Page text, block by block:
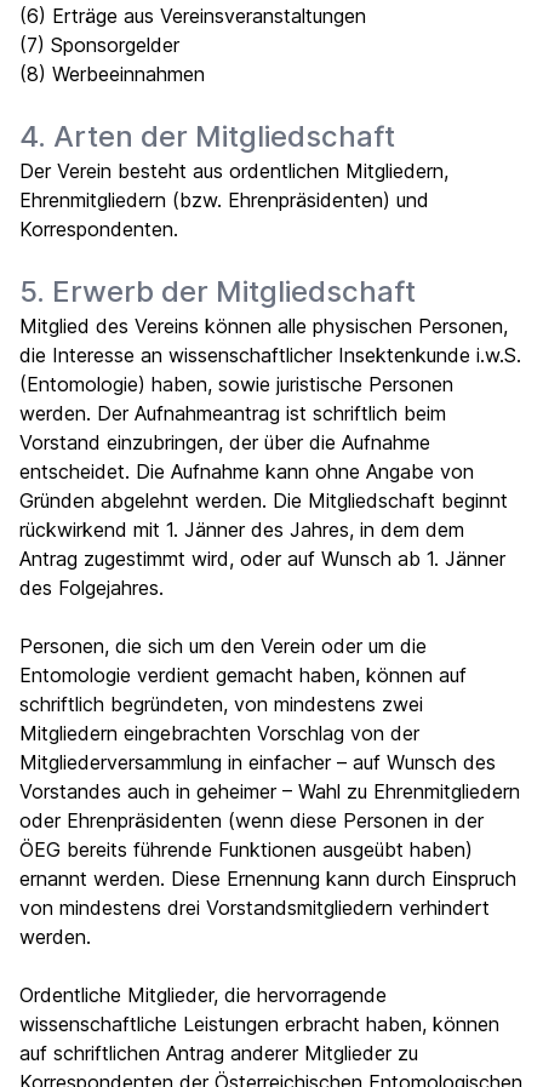
(6) Erträge aus Vereinsveranstaltungen
(7) Sponsorgelder
(8) Werbeeinnahmen
4. Arten der Mitgliedschaft
Der Verein besteht aus ordentlichen Mitgliedern,
Ehrenmitgliedern (bzw. Ehrenpräsidenten) und
Korrespondenten.
5. Erwerb der Mitgliedschaft
Mitglied des Vereins können alle physischen Personen,
die Interesse an wissenschaftlicher Insektenkunde i.w.S.
(Entomologie) haben, sowie juristische Personen
werden. Der Aufnahmeantrag ist schriftlich beim
Vorstand einzubringen, der über die Aufnahme
entscheidet. Die Aufnahme kann ohne Angabe von
Gründen abgelehnt werden. Die Mitgliedschaft beginnt
rückwirkend mit 1. Jänner des Jahres, in dem dem
Antrag zugestimmt wird, oder auf Wunsch ab 1. Jänner
des Folgejahres.
Personen, die sich um den Verein oder um die
Entomologie verdient gemacht haben, können auf
schriftlich begründeten, von mindestens zwei
Mitgliedern eingebrachten Vorschlag von der
Mitgliederversammlung in einfacher – auf Wunsch des
Vorstandes auch in geheimer – Wahl zu Ehrenmitgliedern
oder Ehrenpräsidenten (wenn diese Personen in der
ÖEG bereits führende Funktionen ausgeübt haben)
ernannt werden. Diese Ernennung kann durch Einspruch
von mindestens drei Vorstandsmitgliedern verhindert
werden.
Ordentliche Mitglieder, die hervorragende
wissenschaftliche Leistungen erbracht haben, können
auf schriftlichen Antrag anderer Mitglieder zu
Korrespondenten der Österreichischen Entomologischen